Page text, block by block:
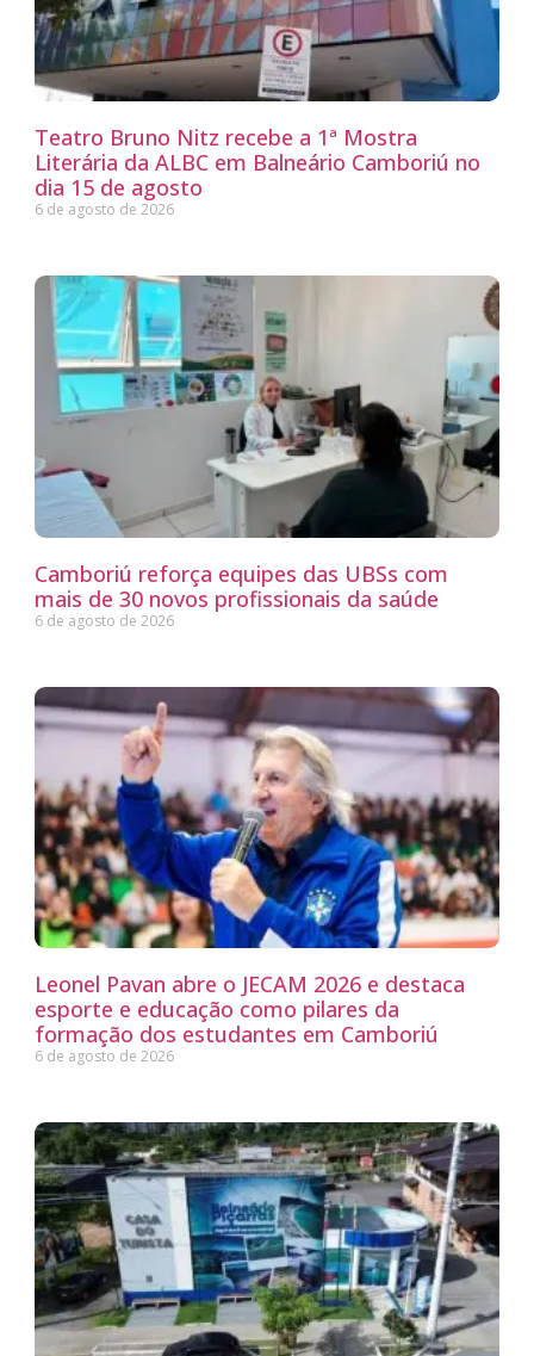
Teatro Bruno Nitz recebe a 1ª Mostra
Literária da ALBC em Balneário Camboriú no
dia 15 de agosto
6 de agosto de 2026
Camboriú reforça equipes das UBSs com
mais de 30 novos profissionais da saúde
6 de agosto de 2026
Leonel Pavan abre o JECAM 2026 e destaca
esporte e educação como pilares da
formação dos estudantes em Camboriú
6 de agosto de 2026